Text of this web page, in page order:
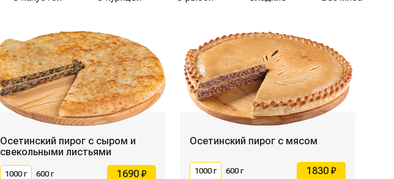
Осетинский пирог с сыром и
свекольными листьями
1000 г 600 г 1690 ₽
Осетинский пирог с мясом
1000 г 600 г 1830 ₽